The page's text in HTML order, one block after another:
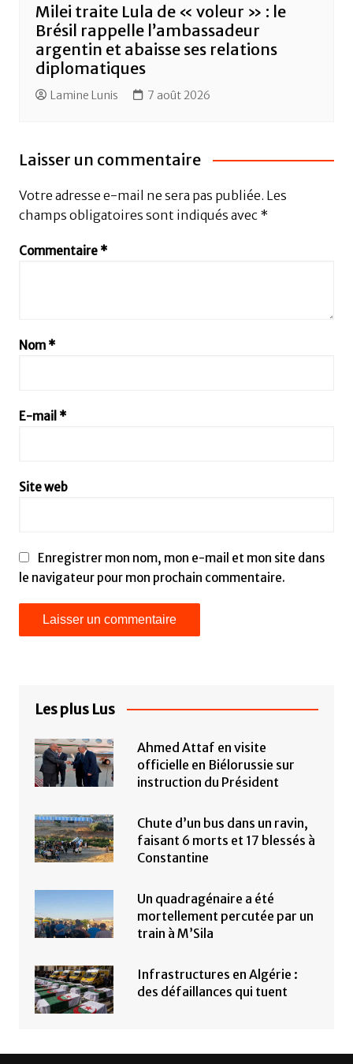
Milei traite Lula de « voleur » : le
Brésil rappelle l’ambassadeur
argentin et abaisse ses relations
diplomatiques
Lamine Lunis 7 août 2026
Laisser un commentaire
Votre adresse e-mail ne sera pas publiée. Les
champs obligatoires sont indiqués avec *
Commentaire *
Nom *
E-mail *
Site web
Enregistrer mon nom, mon e-mail et mon site dans
le navigateur pour mon prochain commentaire.
Les plus Lus
Ahmed Attaf en visite
officielle en Biélorussie sur
instruction du Président
Chute d’un bus dans un ravin,
faisant 6 morts et 17 blessés à
Constantine
Un quadragénaire a été
mortellement percutée par un
train à M’Sila
Infrastructures en Algérie :
des défaillances qui tuent